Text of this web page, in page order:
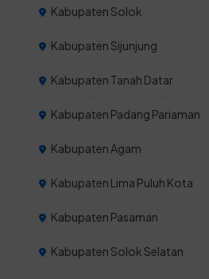
Kabupaten Solok
Kabupaten Sijunjung
Kabupaten Tanah Datar
Kabupaten Padang Pariaman
Kabupaten Agam
Kabupaten Lima Puluh Kota
Kabupaten Pasaman
Kabupaten Solok Selatan